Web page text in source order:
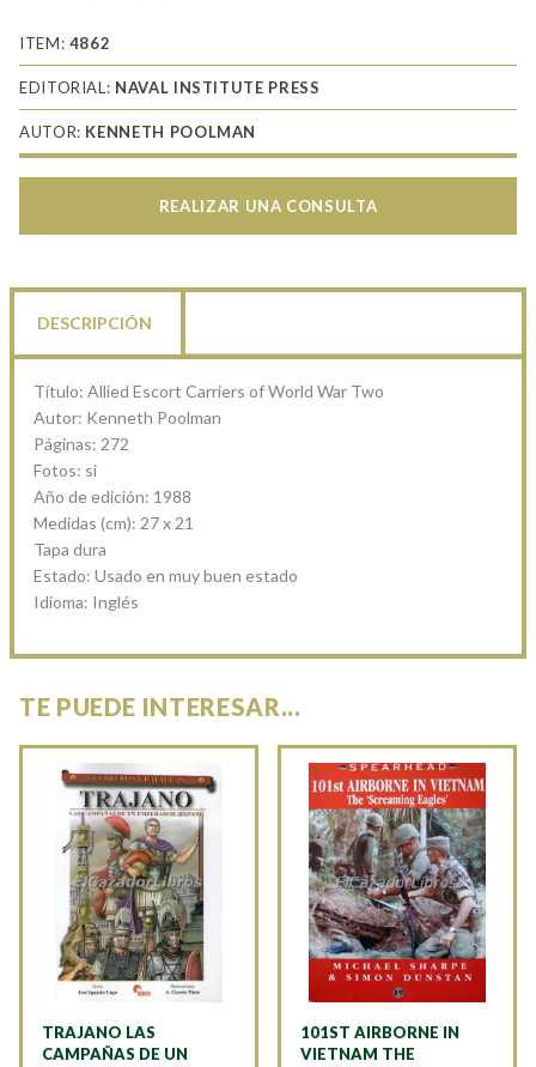
ITEM: 4862
EDITORIAL: NAVAL INSTITUTE PRESS
AUTOR: KENNETH POOLMAN
REALIZAR UNA CONSULTA
DESCRIPCIÓN
Título: Allied Escort Carriers of World War Two
Autor: Kenneth Poolman
Páginas: 272
Fotos: si
Año de edición: 1988
Medidas (cm): 27 x 21
Tapa dura
Estado: Usado en muy buen estado
Idioma: Inglés
TE PUEDE INTERESAR...
TRAJANO LAS
CAMPAÑAS DE UN
101ST AIRBORNE IN
VIETNAM THE